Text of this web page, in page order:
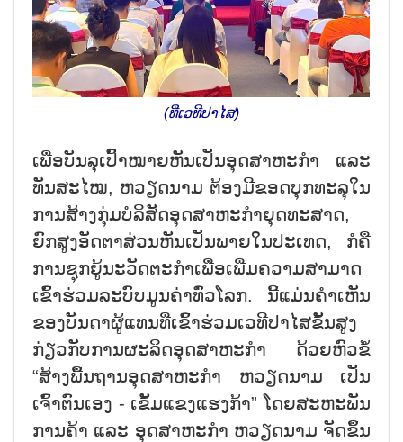
(ທີ່ເວທີປາໄສ)
ເພື່ອບັນລຸເປົ້າໝາຍຫັນເປັນອຸດສາຫະກຳ ແລະ
ທັນສະໄໝ, ຫວຽດນາມ ຕ້ອງມີຂອດບຸກທະລຸໃນ
ການສ້າງກຸ່ມບໍລິສັດອຸດສາຫະກຳຍຸດທະສາດ,
ຍົກສູງອັດຕາສ່ວນຫັນເປັນພາຍໃນປະເທດ, ກໍຄື
ການຊຸກຍູ້ນະວັດຕະກຳເພື່ອເພີ່ມຄວາມສາມາດ
ເຂົ້າຮ່ວມລະບົບມູນຄ່າທົ່ວໂລກ. ນີ້ແມ່ນຄຳເຫັນ
ຂອງບັນດາຜູ້ແທນທີ່ເຂົ້າຮ່ວມເວທີປາໄສຂັ້ນສູງ
ກ່ຽວກັບການຜະລິດອຸດສາຫະກຳ ດ້ວຍຫົວຂໍ້
“ສ້າງພື້ນຖານອຸດສາຫະກຳ ຫວຽດນາມ ເປັນ
ເຈົ້າຕົນເອງ - ເຂັ້ມແຂງແຮງກ້າ” ໂດຍສະຫະພັນ
ການຄ້າ ແລະ ອຸດສາຫະກຳ ຫວຽດນາມ ຈັດຂຶ້ນ